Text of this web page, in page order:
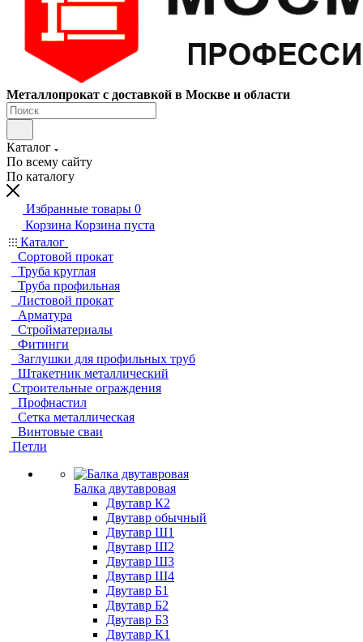
Металлопрокат с доставкой в Москве и области
Каталог
По всему сайту
По каталогу
Избранные товары 0
Корзина Корзина пуста
Каталог
Сортовой прокат
Труба круглая
Труба профильная
Листовой прокат
Арматура
Стройматериалы
Фитинги
Заглушки для профильных труб
Штакетник металлический
Строительные ограждения
Профнастил
Сетка металлическая
Винтовые сваи
Петли
Балка двутавровая
Двутавр К2
Двутавр обычный
Двутавр Ш1
Двутавр Ш2
Двутавр Ш3
Двутавр Ш4
Двутавр Б1
Двутавр Б2
Двутавр Б3
Двутавр К1